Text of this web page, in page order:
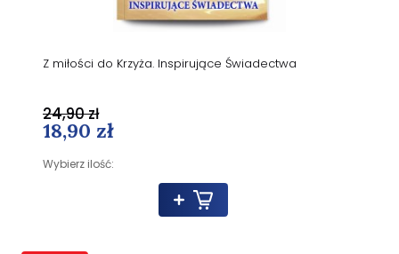
Z miłości do Krzyża. Inspirujące Świadectwa
18,90 zł
Wybierz ilość:
24,90 zł